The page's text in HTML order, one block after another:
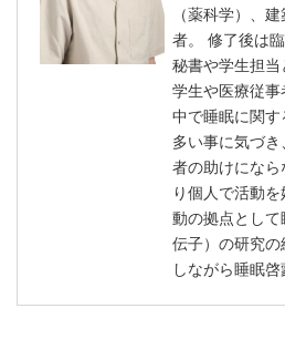
（薬科学）、
者。 修了後は
秘書や学生担
学生や医療従事
中で睡眠に関す
多い事に気づ
者の助けにな
り個人で活動
動の拠点とし
伝子）の研究
しながら睡眠啓